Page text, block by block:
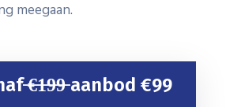
meegaan.
̶€̶1̶9̶9̶ aanbod €99